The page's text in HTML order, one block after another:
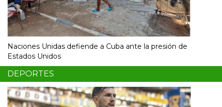
Naciones Unidas defiende a Cuba ante la presión de
Estados Unidos
DEPORTES